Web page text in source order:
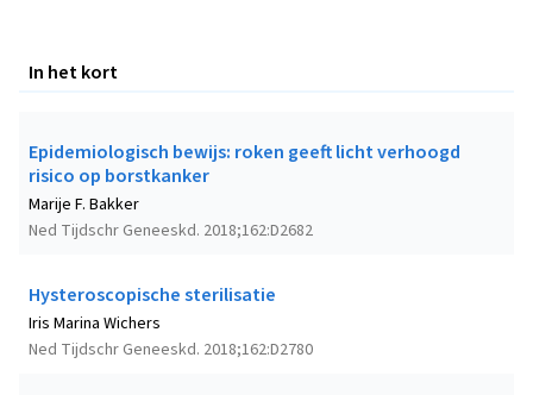
In het kort
Epidemiologisch bewijs: roken geeft licht verhoogd
risico op borstkanker
Ned Tijdschr Geneeskd. 2018;162:D2682
Marije F. Bakker
Hysteroscopische sterilisatie
Ned Tijdschr Geneeskd. 2018;162:D2780
Iris Marina Wichers